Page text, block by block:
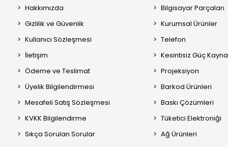
Hakkımızda
Gizlilik ve Güvenlik
Kullanıcı Sözleşmesi
İletişim
Ödeme ve Teslimat
Üyelik Bilgilendirmesi
Mesafeli Satış Sözleşmesi
KVKK Bilgilendirme
Sıkça Sorulan Sorular
Bilgisayar Parçaları
Kurumsal Ürünler
Telefon
Kesintisiz Güç
Projeksiyon
Barkod Ürünleri
Baskı Çözümleri
Tüketici Elektroniği
Ağ Ürünleri